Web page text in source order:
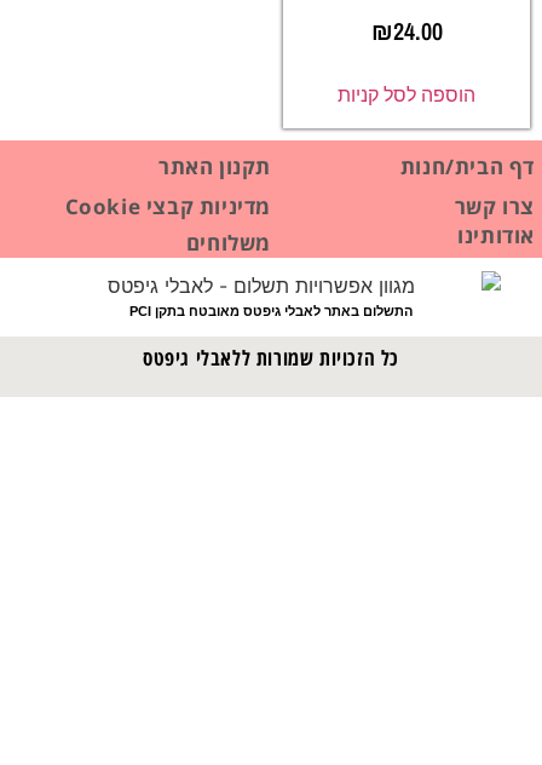
₪24.00
הוספה לסל קניות
דף הבית/חנות
צרו קשר
תקנון האתר
מדיניות קבצי Cookie
אודותינו
משלוחים
התשלום באתר לאבלי גיפטס מאובטח בתקן PCI
כל הזכויות שמורות ללאבלי גיפטס